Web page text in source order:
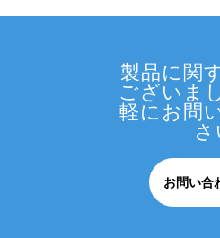
製品に関
ございま
軽にお問
お問い合